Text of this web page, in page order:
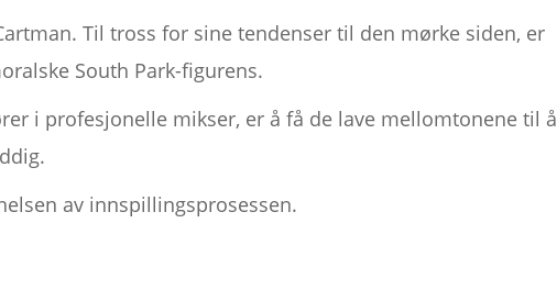
Til tross for sine tendenser til den mørke siden, er
South Park-figurens.
i profesjonelle mikser, er å få de lave mellomtonene til å
av innspillingsprosessen.